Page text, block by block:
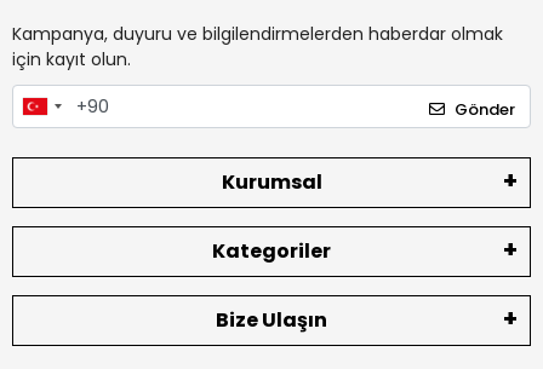
Kampanya, duyuru ve bilgilendirmelerden haberdar olmak
için kayıt olun.
Gönder
Kurumsal
Kategoriler
Bize Ulaşın